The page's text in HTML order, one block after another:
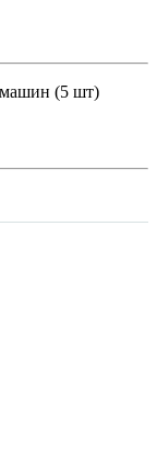
машин (5 шт)